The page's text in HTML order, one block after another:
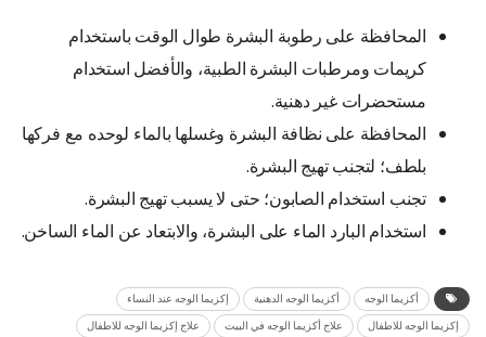
المحافظة على رطوبة البشرة طوال الوقت باستخدام
كريمات ومرطبات البشرة الطبية، والأفضل استخدام
مستحضرات غير دهنية.
المحافظة على نظافة البشرة وغسلها بالماء لوحده مع فركها
بلطف؛ لتجنب تهيج البشرة.
تجنب استخدام الصابون؛ حتى لا يسبب تهيج البشرة.
استخدام البارد الماء على البشرة، والابتعاد عن الماء الساخن.
أكزيما الوجه أكزيما الوجه الدهنية إكزيما الوجه عند النساء
إكزيما الوجه للاطفال علاج أكزيما الوجه في البيت علاج إكزيما الوجه للاطفال